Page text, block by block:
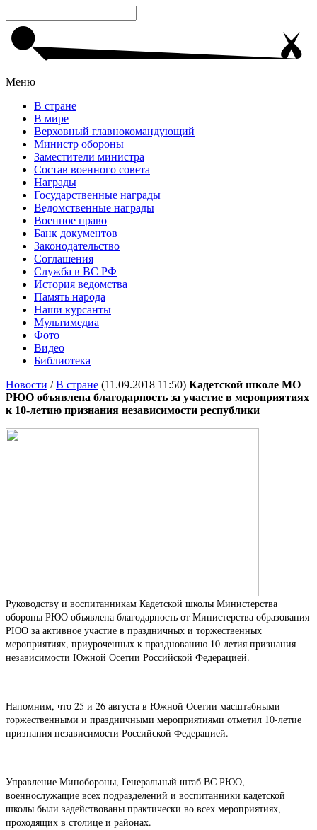
Меню
В стране
В мире
Верховный главнокомандующий
Министр обороны
Заместители министра
Состав военного совета
Награды
Государственные награды
Ведомственные награды
Военное право
Банк документов
Законодательство
Соглашения
Служба в ВС РФ
История ведомства
Память народа
Наши курсанты
Мультимедиа
Фото
Видео
Библиотека
Новости /В стране (11.09.2018 11:50) Кадетской школе МО
РЮО объявлена благодарность за участие в мероприятиях
к 10-летию признания независимости республики
Руководству и воспитанникам Кадетской школы Министерства
обороны РЮО объявлена благодарность от Министерства образования
РЮО за активное участие в праздничных и торжественных
мероприятиях, приуроченных к празднованию 10-летия признания
независимости Южной Осетии Российской Федерацией.
Напомним, что 25 и 26 августа в Южной Осетии масштабными
торжественными и праздничными мероприятиями отметил 10-летие
признания независимости Российской Федерацией.
Управление Минобороны, Генеральный штаб ВС РЮО,
военнослужащие всех подразделений и воспитанники кадетской
школы были задействованы практически во всех мероприятиях,
проходящих в столице и районах.